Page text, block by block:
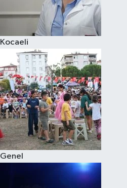
Kocaeli
Genel